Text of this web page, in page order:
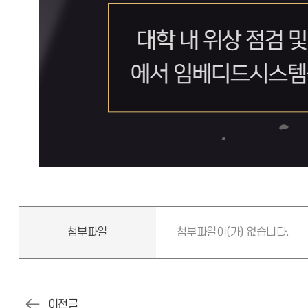
첨부파일 첨부파일이(가) 없습니다.